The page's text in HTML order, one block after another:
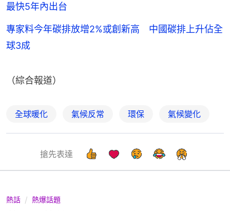
最快5年內出台
專家料今年碳排放增2%或創新高 中國碳排上升佔全
球3成
（綜合報道）
全球暖化 氣候反常 環保 氣候變化
搶先表達
熱話 熱爆話題